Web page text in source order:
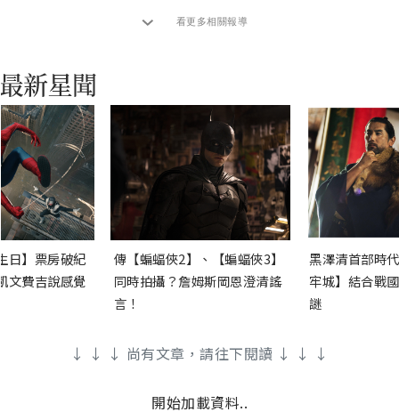
看更多相關報導
日】票房破紀
文費吉說感覺
傳【蝙蝠俠2】、【蝙蝠俠3】
同時拍攝？詹姆斯岡恩澄清謠
言！
黑澤清首部時
牢城】結合戰
謎
↓ ↓ ↓ 尚有文章，請往下閱讀 ↓ ↓ ↓
開始加載資料..